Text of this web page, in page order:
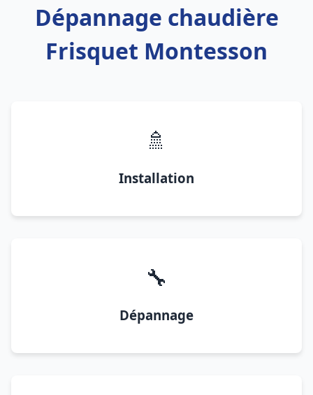
Dépannage chaudière
Frisquet Montesson
🚿
Installation
🔧
Dépannage